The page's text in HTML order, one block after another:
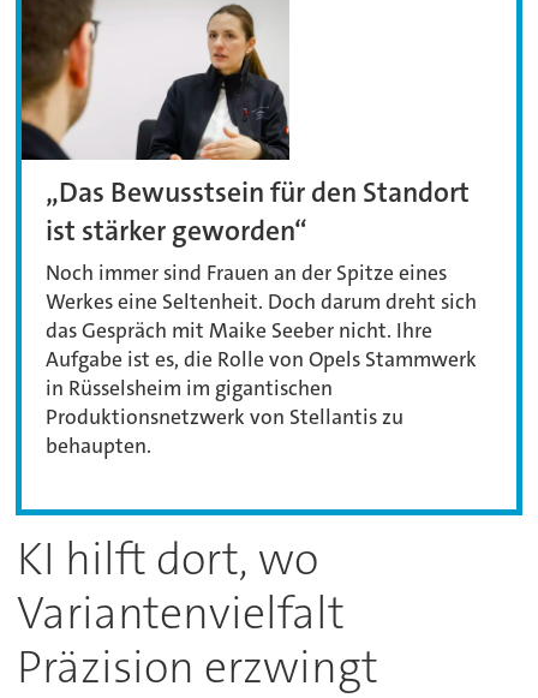
„Das Bewusstsein für den Standort
ist stärker geworden“
Noch immer sind Frauen an der Spitze eines
Werkes eine Seltenheit. Doch darum dreht sich
das Gespräch mit Maike Seeber nicht. Ihre
Aufgabe ist es, die Rolle von Opels Stammwerk
in Rüsselsheim im gigantischen
Produktionsnetzwerk von Stellantis zu
behaupten.
KI hilft dort, wo
Variantenvielfalt
Präzision erzwingt